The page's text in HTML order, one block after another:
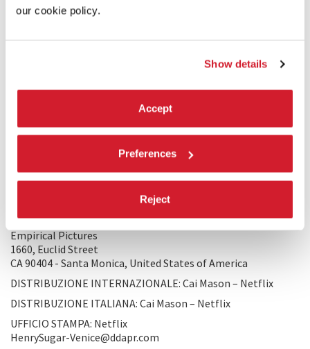
our cookie policy.
Show details
Accept
Preferences
Reject
Un’amatissima storia di Roald Dahl: un uomo molto ricco
viene a conoscenza dell’esistenza di un guru in grado di
vedere senza usare gli occhi e decide di imparare a
padroneggiare questa tecnica per barare al gioco d'azzardo.
PRODUZIONE/DISTRIBUZIONE
PRODUZIONE 1: Steven Rales - Indian Paintbrush
Productions
CA 90404 - Santa Monica, United States of America
PRODUZIONE 2: Wes Anderson, Jeremy Dawson - American
Empirical Pictures
1660, Euclid Street
CA 90404 - Santa Monica, United States of America
DISTRIBUZIONE INTERNAZIONALE: Cai Mason – Netflix
DISTRIBUZIONE ITALIANA: Cai Mason – Netflix
UFFICIO STAMPA: Netflix
HenrySugar-Venice@ddapr.com